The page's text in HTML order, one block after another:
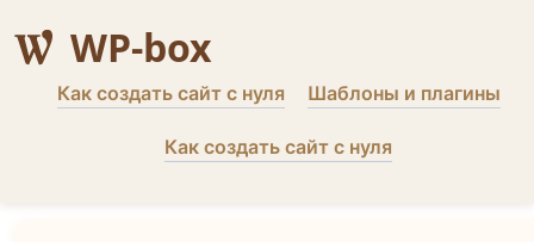
WP-box
Как создать сайт с нуля Шаблоны и плагины
Как создать сайт с нуля